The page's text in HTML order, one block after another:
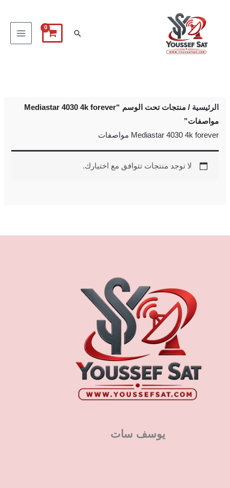
البحث
الرئيسية
/ منتجات تحت الوسم “Mediastar 4030 4k forever
مواصفات”
Mediastar 4030 4k forever مواصفات
لا توجد منتجات تتوافق مع اختيارك.
يوسف سات